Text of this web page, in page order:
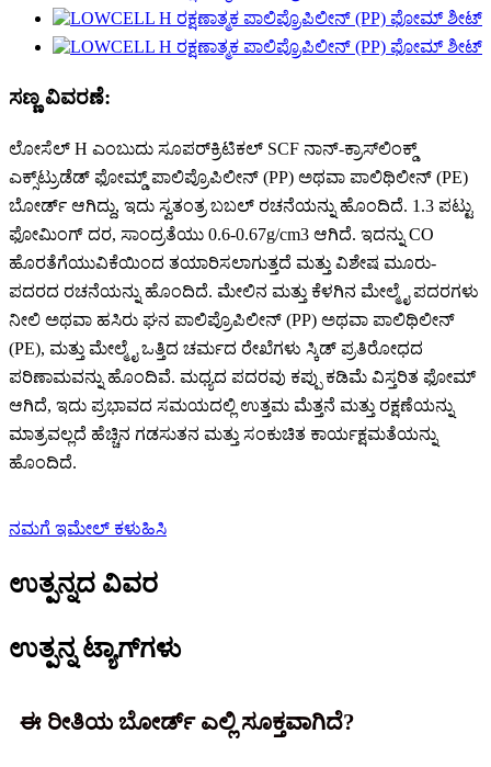
ಸಣ್ಣ ವಿವರಣೆ:
ಲೋಸೆಲ್ H ಎಂಬುದು ಸೂಪರ್‌ಕ್ರಿಟಿಕಲ್ SCF ನಾನ್-ಕ್ರಾಸ್‌ಲಿಂಕ್ಡ್
ಎಕ್ಸ್‌ಟ್ರುಡೆಡ್ ಫೋಮ್ಡ್ ಪಾಲಿಪ್ರೊಪಿಲೀನ್ (PP) ಅಥವಾ ಪಾಲಿಥಿಲೀನ್ (PE)
ಬೋರ್ಡ್ ಆಗಿದ್ದು, ಇದು ಸ್ವತಂತ್ರ ಬಬಲ್ ರಚನೆಯನ್ನು ಹೊಂದಿದೆ. 1.3 ಪಟ್ಟು
ಫೋಮಿಂಗ್ ದರ, ಸಾಂದ್ರತೆಯು 0.6-0.67g/cm3 ಆಗಿದೆ. ಇದನ್ನು CO
ಹೊರತೆಗೆಯುವಿಕೆಯಿಂದ ತಯಾರಿಸಲಾಗುತ್ತದೆ ಮತ್ತು ವಿಶೇಷ ಮೂರು-
ಪದರದ ರಚನೆಯನ್ನು ಹೊಂದಿದೆ. ಮೇಲಿನ ಮತ್ತು ಕೆಳಗಿನ ಮೇಲ್ಮೈ ಪದರಗಳು
ನೀಲಿ ಅಥವಾ ಹಸಿರು ಘನ ಪಾಲಿಪ್ರೊಪಿಲೀನ್ (PP) ಅಥವಾ ಪಾಲಿಥಿಲೀನ್
(PE), ಮತ್ತು ಮೇಲ್ಮೈ ಒತ್ತಿದ ಚರ್ಮದ ರೇಖೆಗಳು ಸ್ಕಿಡ್ ಪ್ರತಿರೋಧದ
ಪರಿಣಾಮವನ್ನು ಹೊಂದಿವೆ. ಮಧ್ಯದ ಪದರವು ಕಪ್ಪು ಕಡಿಮೆ ವಿಸ್ತರಿತ ಫೋಮ್
ಆಗಿದೆ, ಇದು ಪ್ರಭಾವದ ಸಮಯದಲ್ಲಿ ಉತ್ತಮ ಮೆತ್ತನೆ ಮತ್ತು ರಕ್ಷಣೆಯನ್ನು
ಮಾತ್ರವಲ್ಲದೆ ಹೆಚ್ಚಿನ ಗಡಸುತನ ಮತ್ತು ಸಂಕುಚಿತ ಕಾರ್ಯಕ್ಷಮತೆಯನ್ನು
ಹೊಂದಿದೆ.
ನಮಗೆ ಇಮೇಲ್ ಕಳುಹಿಸಿ
ಉತ್ಪನ್ನದ ವಿವರ
ಉತ್ಪನ್ನ ಟ್ಯಾಗ್‌ಗಳು
ಈ ರೀತಿಯ ಬೋರ್ಡ್ ಎಲ್ಲಿ ಸೂಕ್ತವಾಗಿದೆ?